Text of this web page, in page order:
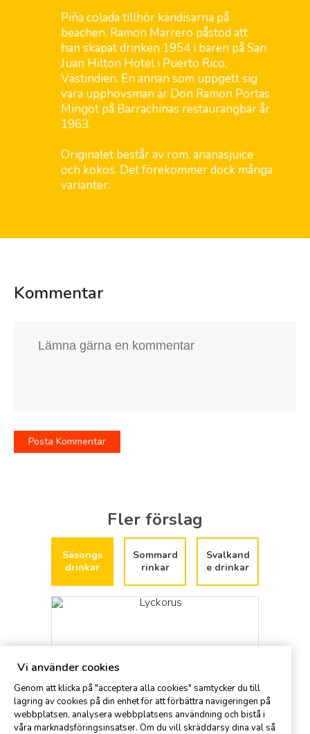
Piña colada tillhör kändisarna på
beachen. Ramon Marrero påstod att
han skapat drinken 1954 i baren på San
Juan Hilton Hotel i Puerto Rico,
Västindien. En annan som uppgett sig
vara upphovsman är Don Ramon Portas
Mingot på Barrachinas restaurangbar år
1963.
Originalet består av rom, ananasjuice
och kokos. Det förekommer dock många
varianter.
Kommentar
Fler förslag
Säsongs
drinkar
Sommard
rinkar
Svalkand
e drinkar
Vi använder cookies
Genom att klicka på "acceptera alla cookies" samtycker du till
lagring av cookies på din enhet för att förbättra navigeringen på
webbplatsen, analysera webbplatsens användning och bistå i
våra marknadsföringsinsatser. Om du vill skräddarsy dina val så